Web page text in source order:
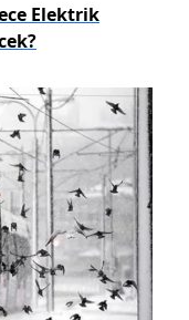
Elektrik